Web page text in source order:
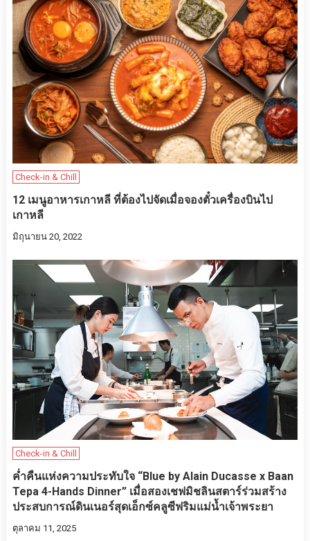
Check-in & Chill
12 เมนูอาหารเกาหลี ที่ต้องไปจัดเมื่อจองตั๋วเครื่องบินไป
เกาหลี
มิถุนายน 20, 2022
Check-in & Chill
ค่ำคืนแห่งความประทับใจ “Blue by Alain Ducasse x Baan
Tepa 4-Hands Dinner” เมื่อสองเชฟมิชลินสตาร์ร่วมสร้าง
ประสบการณ์ดินเนอร์สุดเอ็กซ์คลูซีฟริมแม่น้ำเจ้าพระยา
ตุลาคม 11, 2025